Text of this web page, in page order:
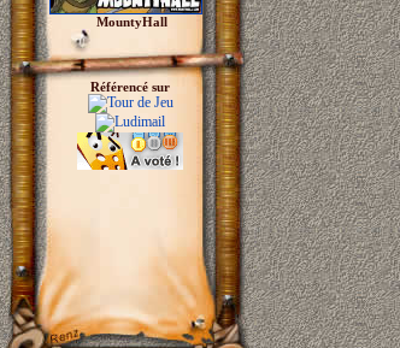
MountyHall
Référencé sur